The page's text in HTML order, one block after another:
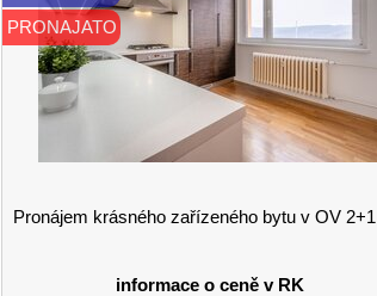
PRONAJATO
Pronájem krásného zařízeného bytu v OV 2+1 s balkony Brno Řečkovice
informace o ceně v RK